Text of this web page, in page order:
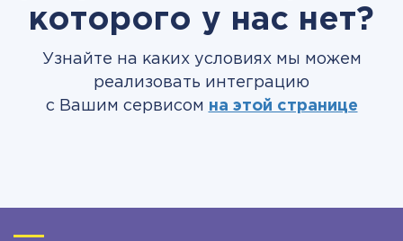
которого у нас нет?
Узнайте на каких условиях мы можем
реализовать интеграцию
с Вашим сервисом на этой странице